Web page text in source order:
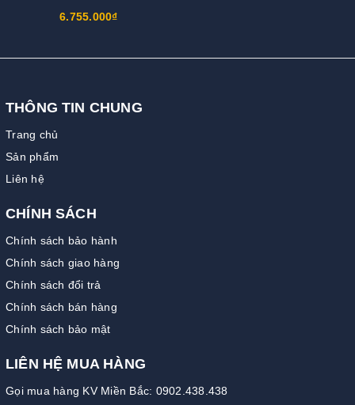
6.755.000₫
THÔNG TIN CHUNG
Trang chủ
Sản phẩm
Liên hệ
CHÍNH SÁCH
Chính sách bảo hành
Chính sách giao hàng
Chính sách đổi trả
Chính sách bán hàng
Chính sách bảo mật
LIÊN HỆ MUA HÀNG
Gọi mua hàng KV Miền Bắc: 0902.438.438